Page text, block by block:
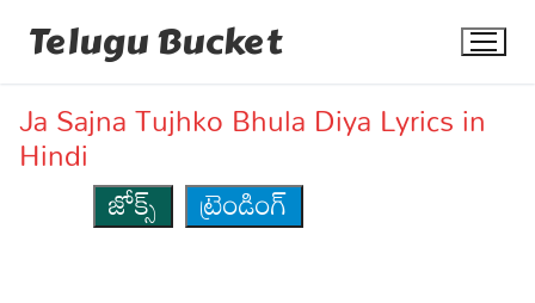
Telugu Bucket
Ja Sajna Tujhko Bhula Diya Lyrics in
Hindi
జోక్స్
ట్రెండింగ్